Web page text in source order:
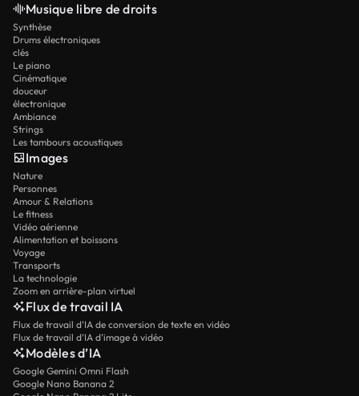
Musique libre de droits
Synthèse
Drums électroniques
clés
Le piano
Cinématique
douceur
électronique
Ambiance
Strings
Les tambours acoustiques
Images
Nature
Personnes
Amour & Relations
Le fitness
Vidéo aérienne
Alimentation et boissons
Voyage
Transports
La technologie
Zoom en arrière-plan virtuel
Flux de travail IA
Flux de travail d’IA de conversion de texte en vidéo
Flux de travail d’IA d’image à vidéo
Modèles d’IA
Google Gemini Omni Flash
Google Nano Banana 2